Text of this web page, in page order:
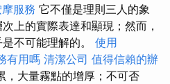
服務 它不僅是理則三人的象
上的實際表達和顯現；然而，
不可能理解的。 使用
有用嗎 清潔公司 值得信賴的辦
，大量霧點的增厚；不可否